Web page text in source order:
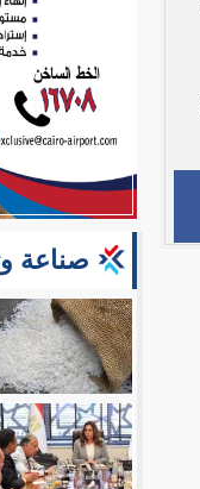
صناعة